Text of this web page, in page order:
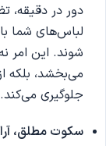
دور در دقیقه،
لباس‌های شما
شوند. این امر
می‌بخشد، بلکه
جلوگیری می‌کند.
سکوت مطلق،